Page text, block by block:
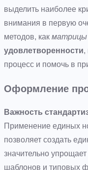
выделить наиболее
внимания в первую
методов, как матрицы
удовлетворенности,
процесс и помочь в
Оформление
Важность
Применение единых
позволяет создать
значительно
шаблонов и типовых